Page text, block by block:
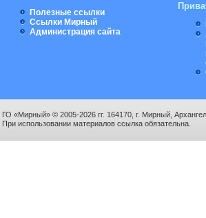
Полезные ссылки
Ссылки Мирный
Администрация сайта
ГО «Мирный» © 2005-2026 гг. 164170, г. Мирный,
При использовании материалов ссылка обязательна.